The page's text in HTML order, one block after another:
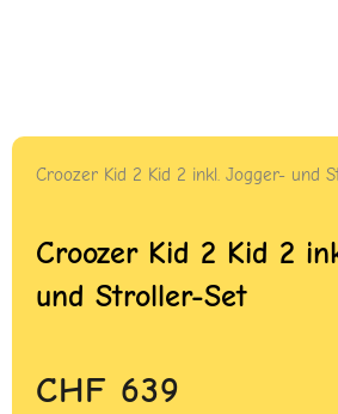
Croozer Kid 2 Kid 2 inkl. Jogger- und
Croozer Kid 2 Kid 2
und Stroller-Set
CHF 639